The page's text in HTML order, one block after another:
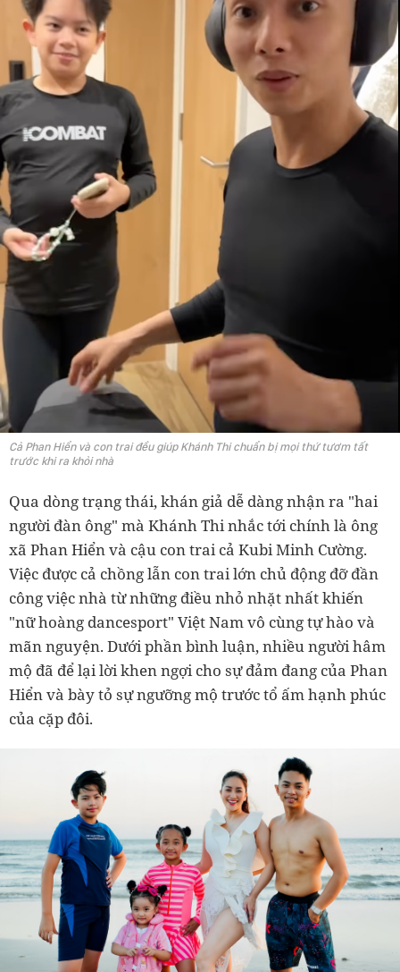
Cả Phan Hiển và con trai đều giúp Khánh Thi chuẩn bị mọi thứ tươm tất
trước khi ra khỏi nhà
Qua dòng trạng thái, khán giả dễ dàng nhận ra "hai
người đàn ông" mà Khánh Thi nhắc tới chính là ông
xã Phan Hiển và cậu con trai cả Kubi Minh Cường.
Việc được cả chồng lẫn con trai lớn chủ động đỡ đần
công việc nhà từ những điều nhỏ nhặt nhất khiến
"nữ hoàng dancesport" Việt Nam vô cùng tự hào và
mãn nguyện. Dưới phần bình luận, nhiều người hâm
mộ đã để lại lời khen ngợi cho sự đảm đang của Phan
Hiển và bày tỏ sự ngưỡng mộ trước tổ ấm hạnh phúc
của cặp đôi.